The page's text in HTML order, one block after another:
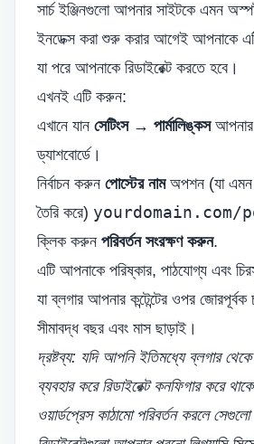
সার্চ ইঞ্জিনগুলো আপনার সাইটকে এমন
ইনডেক্স করা শুরু করার আগেই আপনাকে
যা পরে আপনাকে রিডাইরেক্ট করতে হবে।
এখনই এটি করুন:
এখানে যান সেটিংস → পার্মালিঙ্কসআপনার
ড্যাশবোর্ডে।
নির্বাচন করুন পোস্টের নামঅপশন (যা এমন
তৈরি করে)
ক্লিক করুন পরিবর্তন সংরক্ষণ করুন.
এটি আপনাকে পরিষ্কার, পাঠযোগ্য এবং
যা ব্লগার আপনার কন্টেন্টের ওপর জোরপূর্বক
সীমাবদ্ধ বছর এবং মাস ছাড়াই।
দ্রষ্টব্য: যদি আপনি ইতিমধ্যে ব্লগার
ব্যবহার করে রিডাইরেক্ট কনফিগার করে
ওয়ার্ডপ্রেস কাঠামো পরিবর্তন করলে সেগুলো